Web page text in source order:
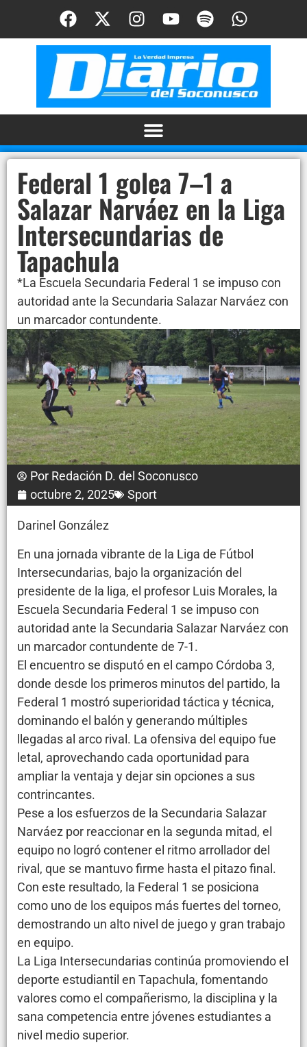
Federal 1 golea 7–1 a
Salazar Narváez en la Liga
Intersecundarias de
Tapachula
*La Escuela Secundaria Federal 1 se impuso con
autoridad ante la Secundaria Salazar Narváez con
un marcador contundente.
Por Redación D. del Soconusco
octubre 2, 2025
Sport
Darinel González
En una jornada vibrante de la Liga de Fútbol
Intersecundarias, bajo la organización del
presidente de la liga, el profesor Luis Morales, la
Escuela Secundaria Federal 1 se impuso con
autoridad ante la Secundaria Salazar Narváez con
un marcador contundente de 7-1.
El encuentro se disputó en el campo Córdoba 3,
donde desde los primeros minutos del partido, la
Federal 1 mostró superioridad táctica y técnica,
dominando el balón y generando múltiples
llegadas al arco rival. La ofensiva del equipo fue
letal, aprovechando cada oportunidad para
ampliar la ventaja y dejar sin opciones a sus
contrincantes.
Pese a los esfuerzos de la Secundaria Salazar
Narváez por reaccionar en la segunda mitad, el
equipo no logró contener el ritmo arrollador del
rival, que se mantuvo firme hasta el pitazo final.
Con este resultado, la Federal 1 se posiciona
como uno de los equipos más fuertes del torneo,
demostrando un alto nivel de juego y gran trabajo
en equipo.
La Liga Intersecundarias continúa promoviendo el
deporte estudiantil en Tapachula, fomentando
valores como el compañerismo, la disciplina y la
sana competencia entre jóvenes estudiantes a
nivel medio superior.